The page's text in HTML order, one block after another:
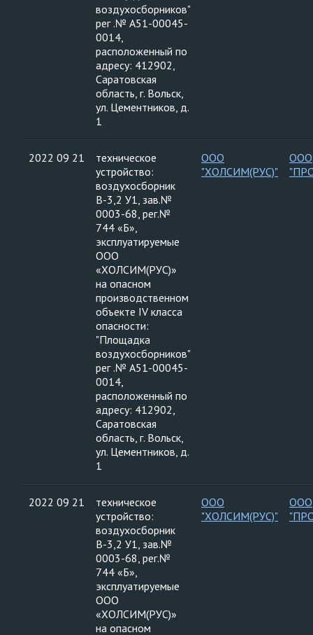
воздухосборников"
рег .№ А51-00045-
0014,
расположенный по
адресу: 412902,
Саратовская
область, г. Вольск,
ул. Цементников, д.
1
2022 09 21
техническое
устройство:
воздухосборник
В-3,2 У1, зав.№
0003-68, рег.№
744 «Б»,
эксплуатируемые
ООО
«ХОЛСИМ(РУС)»
на опасном
производственном
объекте IV класса
опасности:
"Площадка
воздухосборников"
рег .№ А51-00045-
0014,
расположенный по
адресу: 412902,
Саратовская
область, г. Вольск,
ул. Цементников, д.
1
ООО
"ХОЛСИМ(РУС)"
ООО
2022 09 21
техническое
устройство:
воздухосборник
В-3,2 У1, зав.№
0003-68, рег.№
744 «Б»,
эксплуатируемые
ООО
«ХОЛСИМ(РУС)»
на опасном
ООО
"ХОЛСИМ(РУС)"
ООО